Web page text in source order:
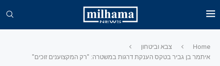
Home
צבא וביטחון
איתמר בן גביר בטקס הענקת דרגות במשטרה: "רק המקצוענים זוכים"